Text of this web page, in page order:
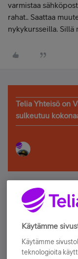
varmistaa
rahat.. Saattaa
nykykursseilla. Sillä
Telia Yhteisö on
sulkeutuu
Älä jää paitsi
Tilaa Telian
sähköpostiisi.
Käytämme
Käytämme
teknologioita